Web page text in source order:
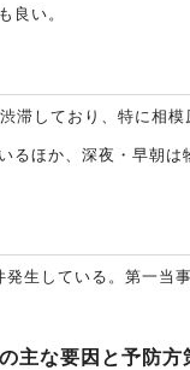
ン等
良い。
滞しており、特に相
るほか、深夜・早朝
生している。第一当
主な要因と予防方